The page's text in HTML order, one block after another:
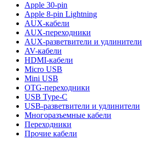
Apple 30-pin
Apple 8-pin Lightning
AUX-кабели
AUX-переходники
AUX-разветвители и удлинители
AV-кабели
HDMI-кабели
Micro USB
Mini USB
OTG-переходники
USB Type-C
USB-разветвители и удлинители
Многоразъемные кабели
Переходники
Прочие кабели